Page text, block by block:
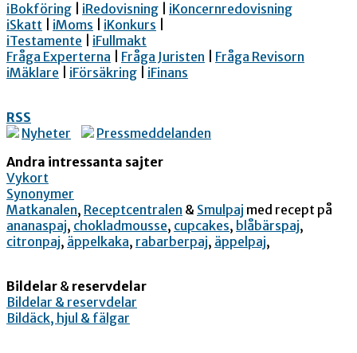
iBokföring
iRedovisning
iKoncernredovisning
iSkatt
iMoms iKonkurs
iTestamente
iFullmakt
Fråga Experterna
Fråga Juristen
Fråga Revisorn
iMäklare
iFörsäkring iFinans
RSS
Nyheter
Pressmeddelanden
Andra intressanta sajter
Vykort
Synonymer
Matkanalen, Receptcentralen & Smulpaj med recept på
ananaspaj, chokladmousse, cupcakes, blåbärspaj,
citronpaj, äppelkaka, rabarberpaj, äppelpaj,
Bildelar & reservdelar
Bildelar & reservdelar
Bildäck, hjul & fälgar